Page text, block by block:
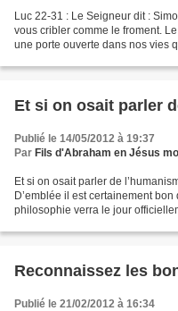
Luc 22-31 : Le Seigneur dit :
vous cribler comme le froment.
une porte ouverte dans nos vies
Et si on osait parler
Publié le 14/05/2012 à 19:37
Par Fils d'Abraham en Jésus
Et si on osait parler de
D’emblée il est certainement
philosophie verra le jour
Reconnaissez les
Publié le 21/02/2012 à 16:34